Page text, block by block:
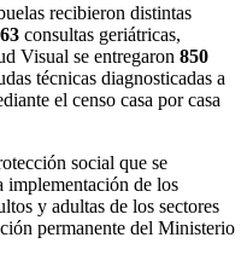
recibieron distintas
consultas geriátricas,
Visual se entregaron 850
técnicas diagnosticadas a
el censo casa por casa
social que se
implementación de los
y adultas de los sectores
permanente del Ministerio